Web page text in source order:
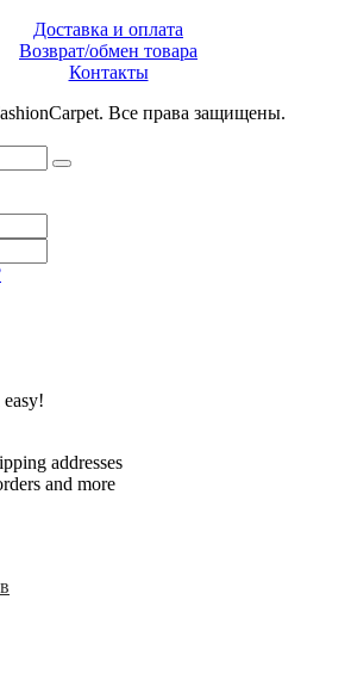
Доставка и оплата
Возврат/обмен товара
Контакты
Все права защищены.
addresses
and more